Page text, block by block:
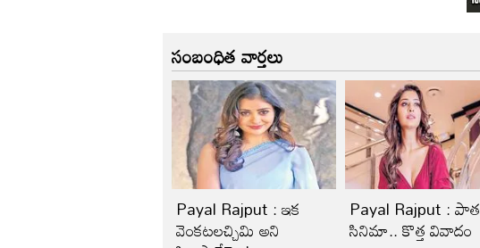
సంబంధిత వార్తలు
Payal Rajput : ఇక
వెంకటలచ్చిమి అని
Payal Rajput : పాత
సినిమా.. కొత్త వివాదం